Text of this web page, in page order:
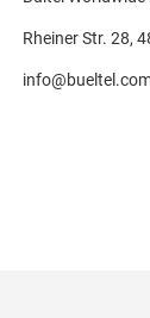
Rheiner Str. 28,